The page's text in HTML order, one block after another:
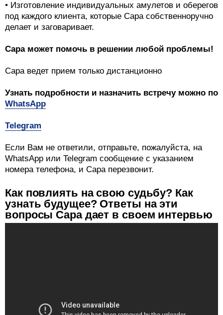
• Изготовление индивидуальных амулетов и оберегов
под каждого клиента, которые Сара собственноручно
делает и заговаривает.
Сара может помочь в решении любой проблемы!
Сара ведет прием только дистанционно
Узнать подробности и назначить встречу можно по
WhatsApp
Telegram
Если Вам не ответили, отправьте, пожалуйста, на
WhatsApp или Telegram сообщение с указанием
номера телефона, и Сара перезвонит.
Как повлиять на свою судьбу? Как
узнать будущее? Ответы на эти
вопросы Сара дает в своем интервью